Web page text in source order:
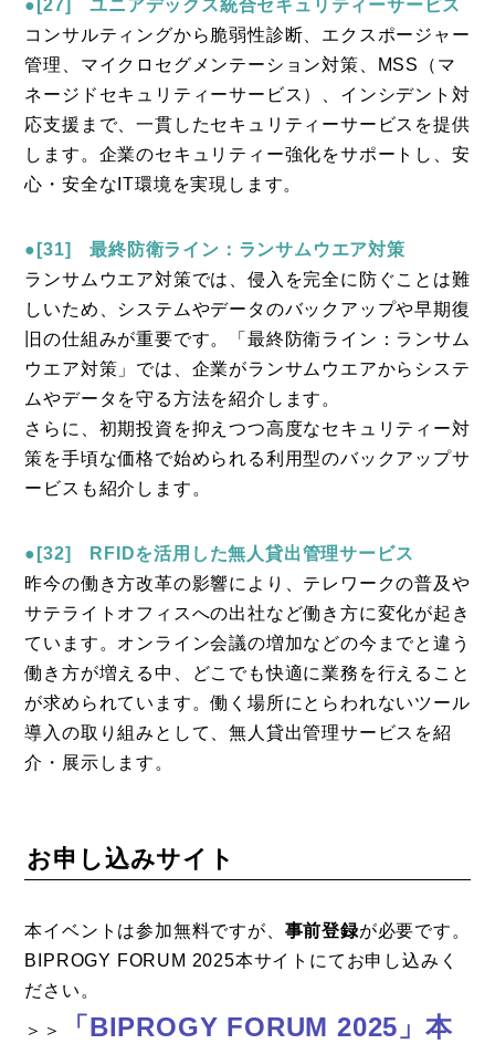
●[27] ユニアデックス統合セキュリティーサービス
コンサルティングから脆弱性診断、エクスポージャー
管理、マイクロセグメンテーション対策、MSS（マ
ネージドセキュリティーサービス）、インシデント対
応支援まで、一貫したセキュリティーサービスを提供
します。企業のセキュリティー強化をサポートし、安
心・安全なIT環境を実現します。
●[31] 最終防衛ライン：ランサムウエア対策
ランサムウエア対策では、侵入を完全に防ぐことは難
しいため、システムやデータのバックアップや早期復
旧の仕組みが重要です。「最終防衛ライン：ランサム
ウエア対策」では、企業がランサムウエアからシステ
ムやデータを守る方法を紹介します。
さらに、初期投資を抑えつつ高度なセキュリティー対
策を手頃な価格で始められる利用型のバックアップサ
ービスも紹介します。
●[32] RFIDを活用した無人貸出管理サービス
昨今の働き方改革の影響により、テレワークの普及や
サテライトオフィスへの出社など働き方に変化が起き
ています。オンライン会議の増加などの今までと違う
働き方が増える中、どこでも快適に業務を行えること
が求められています。働く場所にとらわれないツール
導入の取り組みとして、無人貸出管理サービスを紹
介・展示します。
お申し込みサイト
本イベントは参加無料ですが、 事前登録が必要です。
BIPROGY FORUM 2025本サイトにてお申し込みく
ださい。
＞＞
「BIPROGY FORUM 2025」本